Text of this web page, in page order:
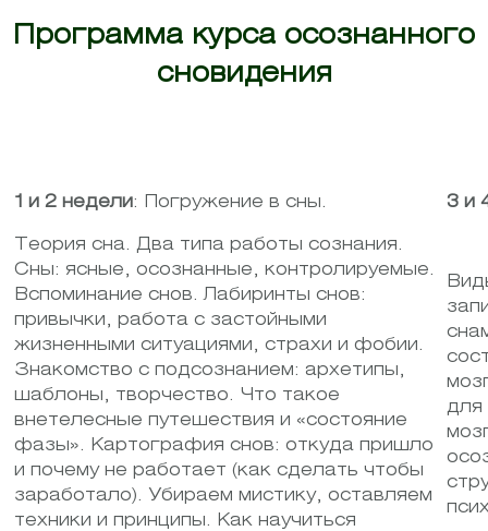
Программа курса осознанного
сновидения
1 и 2 недели: Погружение в сны. 3 и
Теория сна. Два типа работы сознания.
Сны: ясные, осознанные, контролируемые.
Вспоминание снов. Лабиринты снов:
привычки, работа с застойными
жизненными ситуациями, страхи и фобии.
Знакомство с подсознанием: архетипы,
шаблоны, творчество. Что такое
внетелесные путешествия и «состояние
фазы». Картография снов: откуда пришло
и почему не работает (как сделать чтобы
заработало). Убираем мистику, оставляем
техники и принципы. Как научиться
для